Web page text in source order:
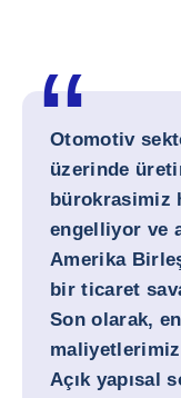
Otomotiv
üzerinde
bürokrasimiz
engelliyor ve
Amerika
bir ticaret
Son olarak,
Açık yapısal